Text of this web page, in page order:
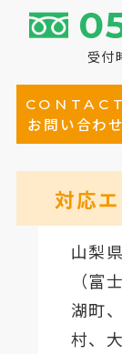
受付
CONTACT
お問い合わせ
対応
山梨県
（富
湖町
村、